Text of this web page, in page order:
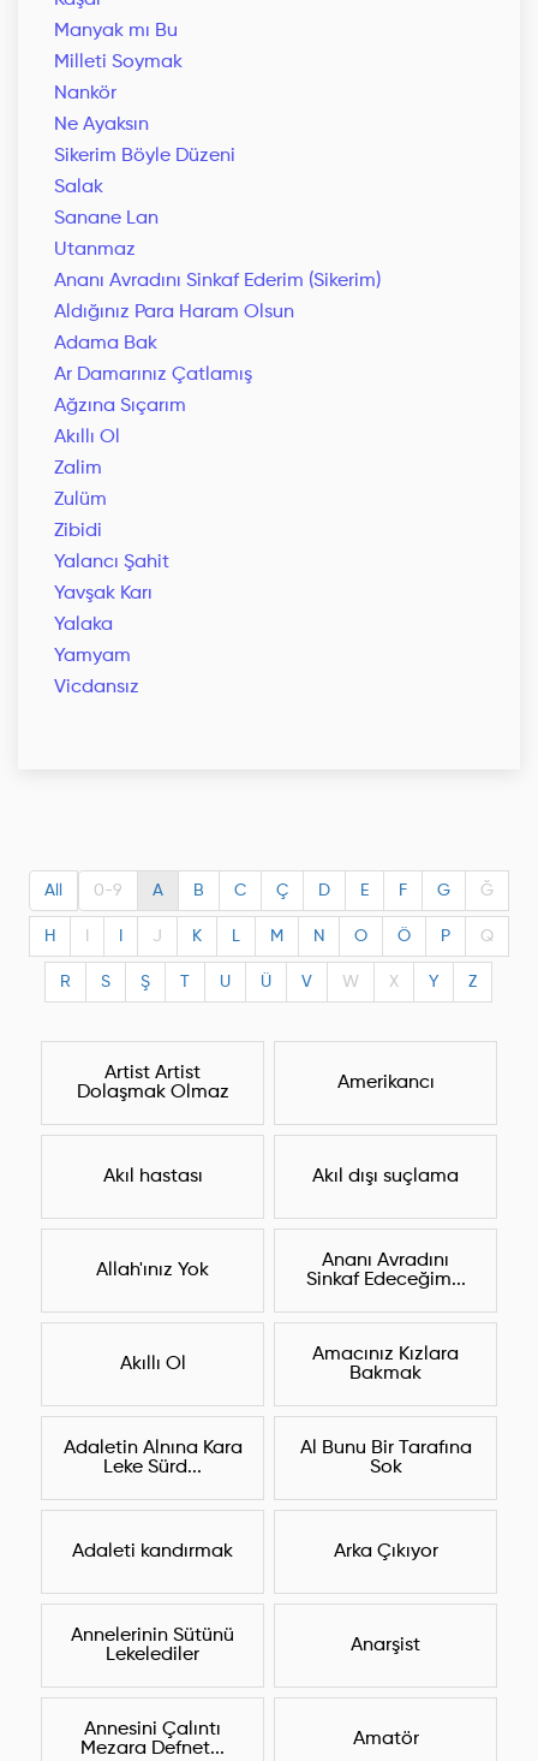
Manyak mı Bu
Milleti Soymak
Nankör
Ne Ayaksın
Sikerim Böyle Düzeni
Salak
Sanane Lan
Utanmaz
Ananı Avradını Sinkaf Ederim (Sikerim)
Aldığınız Para Haram Olsun
Adama Bak
Ar Damarınız Çatlamış
Ağzına Sıçarım
Akıllı Ol
Zalim
Zulüm
Zibidi
Yalancı Şahit
Yavşak Karı
Yalaka
Yamyam
Vicdansız
All 0-9 A B C Ç D E F G Ğ
H J K L M N O Ö P Q
R S Ş U Ü V W X Y Z
Artist Artist
Dolaşmak Olmaz
Amerikancı
Akıl hastası Akıl dışı suçlama
Allah'ınız Yok
Ananı Avradını
Sinkaf Edeceğim...
Akıllı Ol
Amacınız Kızlara
Bakmak
Adaletin Alnına Kara
Leke Sürd...
Al Bunu Bir Tarafına
Sok
Adaleti kandırmak Arka Çıkıyor
Annelerinin Sütünü
Lekelediler
Anarşist
Annesini Çalıntı
Mezara Defnet...
Amatör